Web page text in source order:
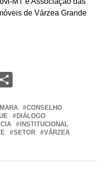
de Várzea Grande
LinkedIn
CONSELHO
DIÁLOGO
INSTITUCIONAL
SETOR
VÁRZEA